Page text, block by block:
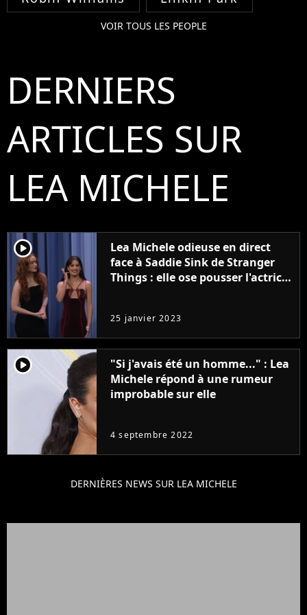
VOIR TOUS LES PEOPLE
DERNIERS
ARTICLES SUR
LEA MICHELE
player2
Lea Michele odieuse en direct
face à Saddie Sink de Stranger
Things : elle ose pousser l'actrice
25 janvier 2023
player2
"Si j'avais été un homme..." : Lea
Michele répond à une rumeur
improbable sur elle
4 septembre 2022
DERNIÈRES NEWS SUR LEA MICHELE